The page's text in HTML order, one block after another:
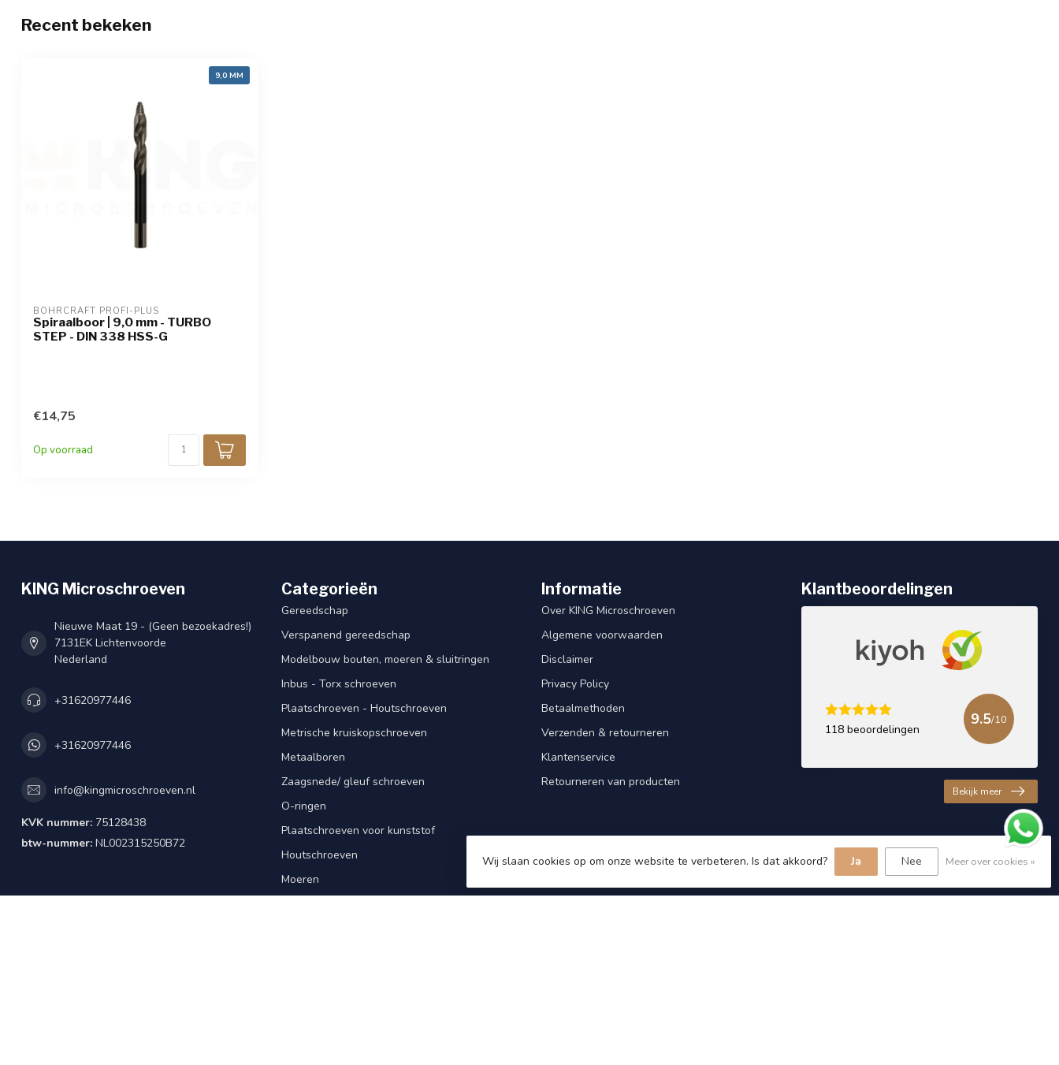
Recent bekeken
9,0 MM
BOHRCRAFT PROFI-PLUS
Spiraalboor | 9,0 mm - TURBO
STEP - DIN 338 HSS-G
€14,75
Op voorraad
KING Microschroeven
Nieuwe Maat 19 - (Geen bezoekadres!)
7131EK Lichtenvoorde
Nederland
+31620977446
+31620977446
info@kingmicroschroeven.nl
KVK nummer: 75128438
btw-nummer: NL002315250B72
Categorieën
Gereedschap
Verspanend gereedschap
Modelbouw bouten, moeren & sluitringen
Inbus - Torx schroeven
Plaatschroeven - Houtschroeven
Metrische kruiskopschroeven
Metaalboren
Zaagsnede/ gleuf schroeven
O-ringen
Plaatschroeven voor kunststof
Houtschroeven
Moeren
Informatie
Over KING Microschroeven
Algemene voorwaarden
Disclaimer
Privacy Policy
Betaalmethoden
Verzenden & retourneren
Klantenservice
Retourneren van producten
Klantbeoordelingen
118 beoordelingen
9.5/10
Bekijk meer
Wij slaan cookies op om onze website te verbeteren. Is dat akkoord? Ja Nee Meer over cookies »